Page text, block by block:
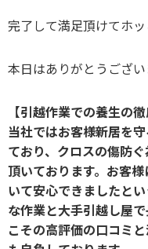
完了して満足頂けてホッ
本日はありがとうござい
【引越作業での養生の徹
当社ではお客様新居を
ており、クロスの傷防
頂いております。お客
いて安心できましたと
な作業と大手引越し屋
こその高評価の口コミ